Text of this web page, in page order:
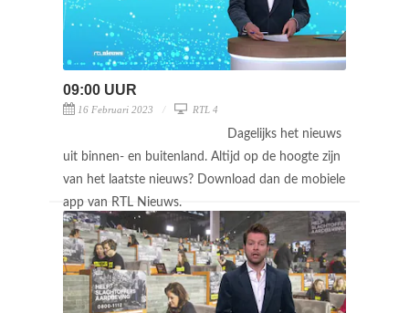
09:00 UUR
16 Februari 2023 RTL 4
Dagelijks het nieuws
uit binnen- en buitenland. Altijd op de hoogte zijn
van het laatste nieuws? Download dan de mobiele
app van RTL Nieuws.